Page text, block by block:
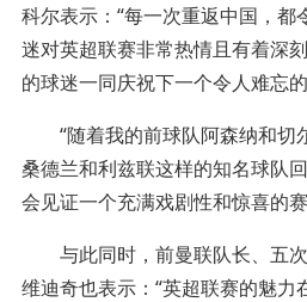
科尔表示：“每一次重返中国，都
迷对英超联赛非常热情且有着深
的球迷一同庆祝下一个令人难忘
“随着我的前球队阿森纳和切
桑德兰和利兹联这样的知名球队
会见证一个充满戏剧性和惊喜的
与此同时，前曼联队长、五
维迪奇也表示：“英超联赛的魅力